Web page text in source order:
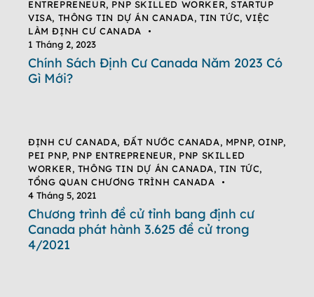
ENTREPRENEUR, PNP SKILLED WORKER,STARTUP
VISA, THÔNG TIN DỰ ÁN CANADA,TIN TỨC,VIỆC
LÀM ĐỊNH CƯ CANADA
1 Tháng 2, 2023
Chính Sách Định Cư Canada Năm 2023 Có
Gì Mới?
ĐỊNH CƯ CANADA, ĐẤT NƯỚC CANADA, MPNP,OINP,
PEI PNP, PNP ENTREPRENEUR, PNP SKILLED
WORKER, THÔNG TIN DỰ ÁN CANADA,TIN TỨC,
TỔNG QUAN CHƯƠNG TRÌNH CANADA
4 Tháng 5, 2021
Chương trình đề cử tỉnh bang định cư
Canada phát hành 3.625 đề cử trong
4/2021